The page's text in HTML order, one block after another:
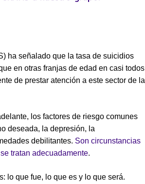
ha señalado que la tasa de suicidios
en otras franjas de edad en casi todos
de prestar atención a este sector de la
los factores de riesgo comunes
deseada, la depresión, la
debilitantes. Son circunstancias
tratan adecuadamente.
lo que fue, lo que es y lo que será.